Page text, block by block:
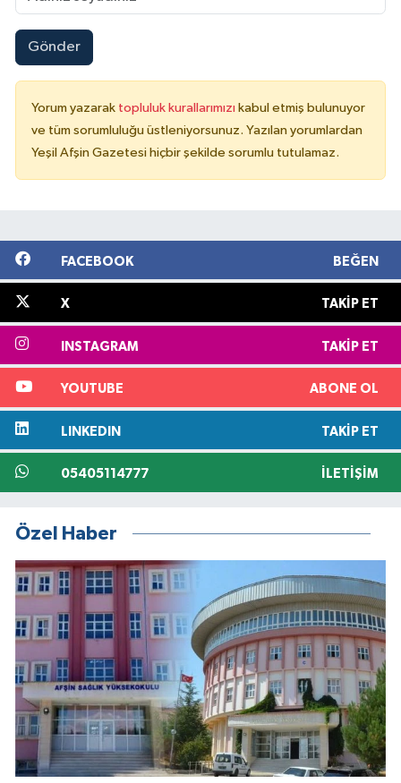
Gönder
Yorum yazarak topluluk kurallarımızı kabul etmiş bulunuyor
ve tüm sorumluluğu üstleniyorsunuz. Yazılan yorumlardan
Yeşil Afşin Gazetesi hiçbir şekilde sorumlu tutulamaz.
FACEBOOK BEĞEN
X TAKIP ET
INSTAGRAM TAKIP ET
YOUTUBE ABONE OL
LINKEDIN TAKIP ET
05405114777 İLETIŞIM
Özel Haber